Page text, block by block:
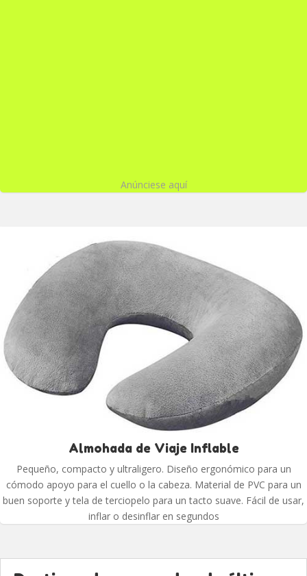
Anúnciese aquí
Almohada de Viaje Inflable
Pequeño, compacto y ultraligero. Diseño ergonómico para un
cómodo apoyo para el cuello o la cabeza. Material de PVC para un
buen soporte y tela de terciopelo para un tacto suave. Fácil de usar,
inflar o desinflar en segundos